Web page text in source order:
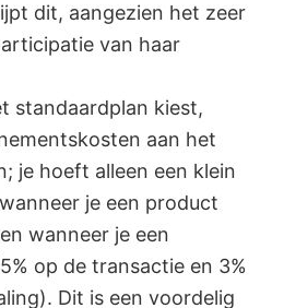
dit, aangezien het zeer
van haar
standaardplan kiest,
aan het
je hoeft alleen een klein
je een product
wanneer je een
op de transactie en 3%
Dit is een voordelig